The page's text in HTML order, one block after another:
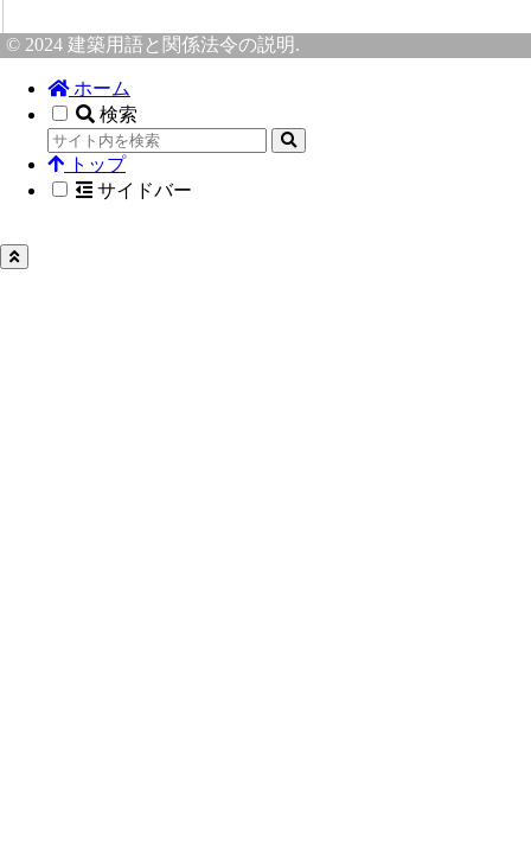
© 2024 建築用語と関係法令の説明.
ホーム
検索
トップ
サイドバー